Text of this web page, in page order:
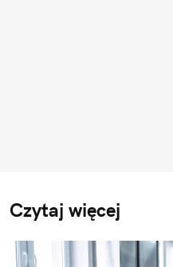
Czytaj więcej